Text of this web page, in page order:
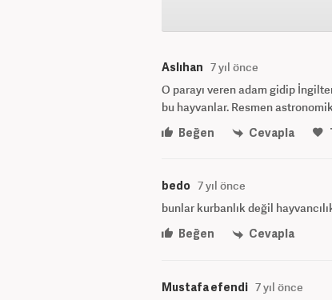
Aslıhan 7 yıl önce
O parayı veren adam gidip
bu hayvanlar. Resmen
Beğen
Cevapla
bedo 7 yıl önce
bunlar kurbanlık değil
Beğen
Cevapla
Mustafa efendi 7 yıl önce